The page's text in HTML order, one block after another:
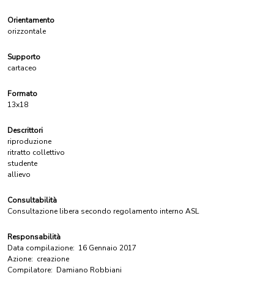
Orientamento
orizzontale
Supporto
cartaceo
Formato
13x18
Descrittori
riproduzione
ritratto collettivo
studente
allievo
Consultabilità
Consultazione libera secondo regolamento interno ASL
Responsabilità
Data compilazione: 16 Gennaio 2017
Azione: creazione
Compilatore: Damiano Robbiani